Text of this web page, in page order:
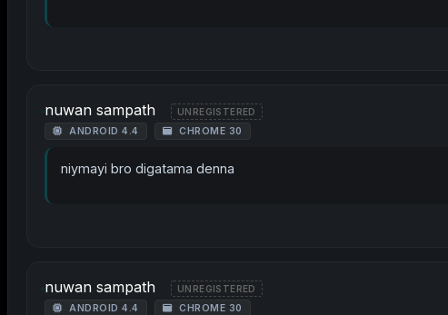
nuwan sampath UNREGISTERED
ANDROID 4.4 CHROME 30
niymayi bro digatama denna
nuwan sampath UNREGISTERED
ANDROID 4.4 CHROME 30